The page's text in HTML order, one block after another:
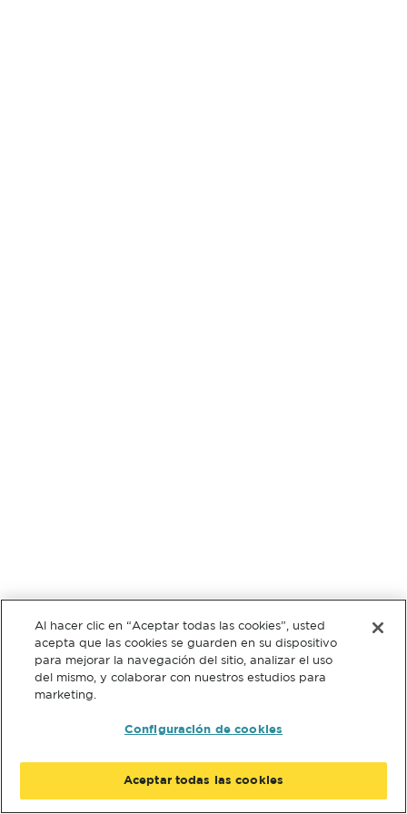
Al hacer clic en “Aceptar todas las cookies”, usted
acepta que las cookies se guarden en su dispositivo
para mejorar la navegación del sitio, analizar el uso
del mismo, y colaborar con nuestros estudios para
marketing.
Configuración de cookies
Aceptar todas las cookies